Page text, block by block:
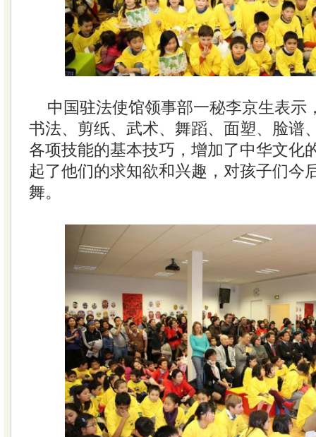
中国驻法使馆领事部一秘李京生表示
书法、剪纸、武术、舞蹈、面塑、脸谱
各项技能的基本技巧，增加了中华文化
起了他们的求知欲和兴趣，对孩子们今
舞。